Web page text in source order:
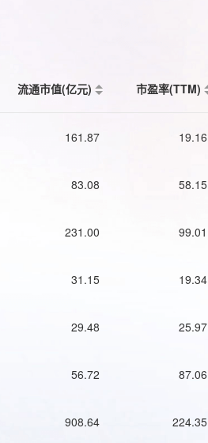
流通市值(亿元) 市盈率(TTM)
161.87 19.16
83.08 58.15
231.00 99.01
31.15 19.34
29.48 25.97
56.72 87.06
908.64 224.35